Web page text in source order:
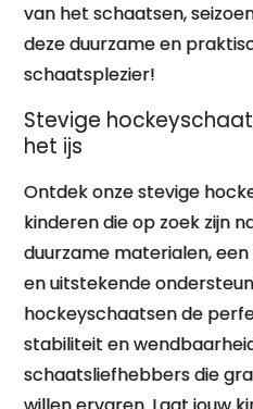
van het schaatsen,
deze duurzame en
schaatsplezier!
Stevige
het ijs
Ontdek onze stevige
kinderen die op zoek zijn
duurzame materialen,
en uitstekende
hockeyschaatsen de
stabiliteit en
schaatsliefhebbers die